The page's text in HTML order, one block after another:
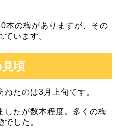
本の梅がありますが、その
います。
頃
たのは3月上旬です。
したが数本程度。多くの梅
した。